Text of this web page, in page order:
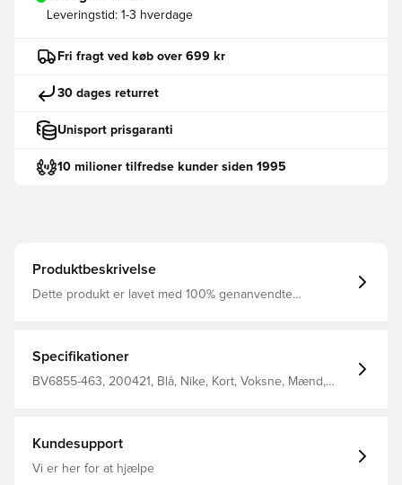
Leveringstid: 1-3 hverdage
Fri fragt ved køb over 699 kr
30 dages returret
Unisport prisgaranti
10 milioner tilfredse kunder siden 1995
Produktbeskrivelse
Dette produkt er lavet med 100% genanvendte
mesh, som er med til at øge åndbarheden Regular fit
Fremstillet i 100% polyester.
Specifikationer
BV6855-463, 200421, Blå, Nike, Kort, Voksne, Mænd,
Kundesupport
Vi er her for at hjælpe